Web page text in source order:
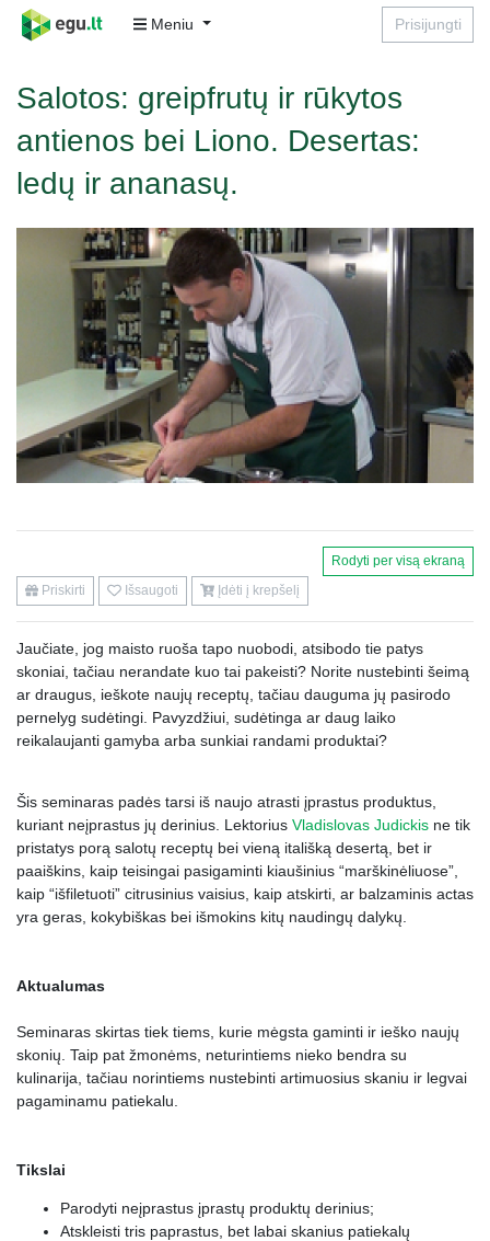
Meniu Prisijungti
Salotos: greipfrutų ir rūkytos
antienos bei Liono. Desertas:
ledų ir ananasų.
Rodyti per visą ekraną
Priskirti
Išsaugoti Įdėti į krepšelį
Jaučiate, jog maisto ruoša tapo nuobodi, atsibodo tie patys
skoniai, tačiau nerandate kuo tai pakeisti? Norite nustebinti šeimą
ar draugus, ieškote naujų receptų, tačiau dauguma jų pasirodo
pernelyg sudėtingi. Pavyzdžiui, sudėtinga ar daug laiko
reikalaujanti gamyba arba sunkiai randami produktai?
Šis seminaras padės tarsi iš naujo atrasti įprastus produktus,
kuriant neįprastus jų derinius. Lektorius Vladislovas Judickis ne tik
pristatys porą salotų receptų bei vieną itališką desertą, bet ir
paaiškins, kaip teisingai pasigaminti kiaušinius “marškinėliuose”,
kaip “išfiletuoti” citrusinius vaisius, kaip atskirti, ar balzaminis actas
yra geras, kokybiškas bei išmokins kitų naudingų dalykų.
Aktualumas
Seminaras skirtas tiek tiems, kurie mėgsta gaminti ir ieško naujų
skonių. Taip pat žmonėms, neturintiems nieko bendra su
kulinarija, tačiau norintiems nustebinti artimuosius skaniu ir legvai
pagaminamu patiekalu.
Tikslai
Parodyti neįprastus įprastų produktų derinius;
Atskleisti tris paprastus, bet labai skanius patiekalų